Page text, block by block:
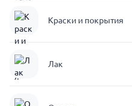
Краски и покрытия
Лак